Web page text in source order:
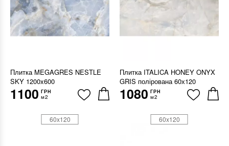
Плитка MEGAGRES NESTLE
SKY 1200x600
1100 ГРН
м2
Плитка ITALICA HONEY ONYX
GRIS полірована 60х120
1080 ГРН
м2
60x120 60x120